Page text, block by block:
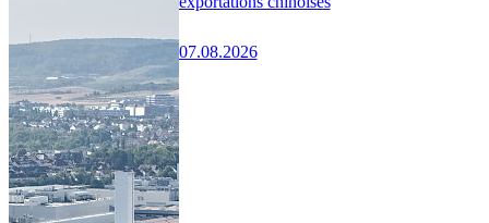
07.08.2026